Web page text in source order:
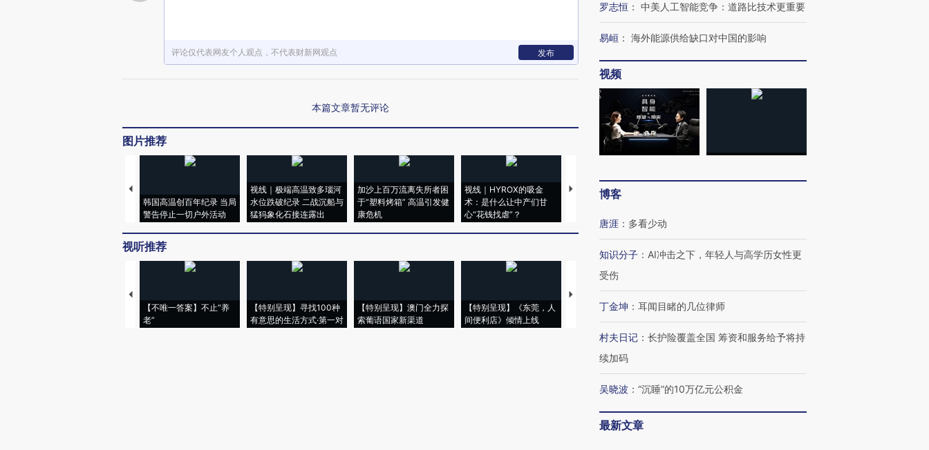
评论仅代表网友个人观点，不代表财新网观点 发布
本篇文章暂无评论
图片推荐
韩国高温创百年纪录 当局
警告停止一切户外活动
视线｜极端高温致多瑙河
水位跌破纪录 二战沉船与
猛犸象化石接连露出
加沙上百万流离失所者困
于“塑料烤箱” 高温引发健
康危机
视线｜HYROX的吸金
术：是什么让中产们甘
心“花钱找虐”？
马航飞行员跨国走私7万
粒摇头丸 尿检体内含3种
视听推荐
【不唯一答案】不止“养
老”
【特别呈现】寻找100种
有意思的生活方式·第一对
【特别呈现】澳门全力探
索葡语国家新渠道
【特别呈现】《东莞，人
间便利店》倾情上线
【推广】走进第四届链博
会，让数智科技“链”接产
【特别呈现】寻找100种
有意思的生活方式·第三对
住三大增长引擎是什么？
罗志恒 ： 中美人工智能竞争：道路比技术更重要
易峘 ： 海外能源供给缺口对中国的影响
视频
博客
唐涯 ： 多看少动
知识分子 ： AI冲击之下，年轻人与高学历女性更
受伤
丁金坤 ： 耳闻目睹的几位律师
村夫日记 ： 长护险覆盖全国 筹资和服务给予将持
续加码
吴晓波 ： “沉睡”的10万亿元公积金
最新文章